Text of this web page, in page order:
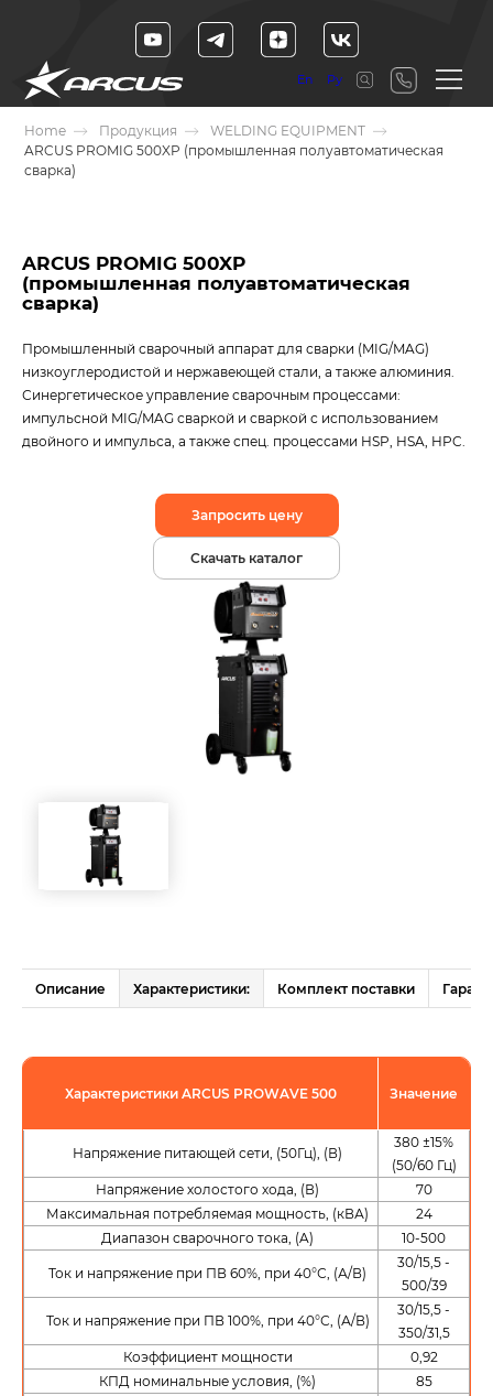
En Ру
Home Продукция
WELDING EQUIPMENT
ARCUS PROMIG 500XP (промышленная полуавтоматическая
сварка)
ARCUS PROMIG 500XP
(промышленная полуавтоматическая
сварка)
Промышленный сварочный аппарат для сварки (MIG/MAG)
низкоуглеродистой и нержавеющей стали, а также алюминия.
Синергетическое управление сварочным процессами:
импульсной MIG/MAG сваркой и сваркой с использованием
двойного и импульса, а также спец. процессами HSP, HSA, HPC.
Запросить цену
Скачать каталог
Описание Характеристики: Комплект поставки
Характеристики ARCUS PROWAVE 500 Значение
Напряжение питающей сети, (50Гц), (В)
380 ±15%
(50/60 Гц)
Напряжение холостого хода, (В)
70
Максимальная потребляемая мощность, (кВА)
24
Диапазон сварочного тока, (A)
10-500
Ток и напряжение при ПВ 60%, при 40°С, (А/В)
30/15,5 -
500/39
Ток и напряжение при ПВ 100%, при 40°С, (А/В)
30/15,5 -
350/31,5
Коэффициент мощности
0,92
КПД номинальные условия, (%)
85